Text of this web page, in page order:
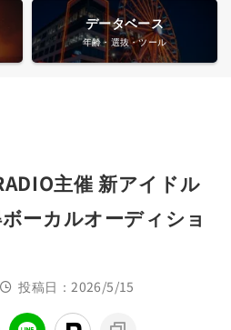
データベース
年齢・選抜・ツール
主催 新アイドル
ーカルオーディショ
投稿日：2026/5/15